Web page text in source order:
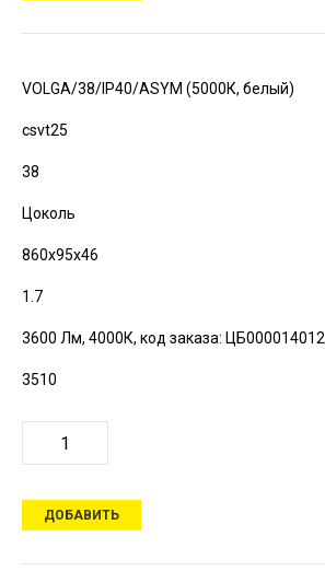
VOLGA/38/IP40/ASYM (5000К, белый)
csvt25
38
Цоколь
860х95х46
1.7
3600 Лм, 4000К, код заказа: ЦБ000014012
3510
ДОБАВИТЬ